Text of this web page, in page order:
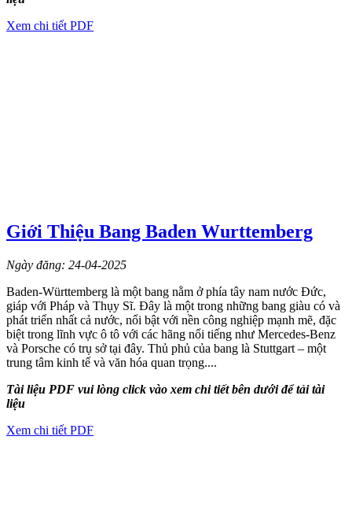
Xem chi tiết PDF
Giới Thiệu Bang Baden Wurttemberg
Ngày đăng: 24-04-2025
Baden-Württemberg là một bang nằm ở phía tây nam nước Đức,
giáp với Pháp và Thụy Sĩ. Đây là một trong những bang giàu có và
phát triển nhất cả nước, nổi bật với nền công nghiệp mạnh mẽ, đặc
biệt trong lĩnh vực ô tô với các hãng nổi tiếng như Mercedes-Benz
và Porsche có trụ sở tại đây. Thủ phủ của bang là Stuttgart – một
trung tâm kinh tế và văn hóa quan trọng....
Tài liệu PDF vui lòng click vào xem chi tiết bên dưới để tải tài
liệu
Xem chi tiết PDF